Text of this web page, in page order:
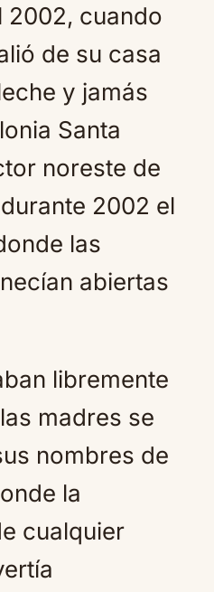
2002, cuando
de su casa
y jamás
Santa
noreste de
2002 el
las
abiertas
libremente
madres se
nombres de
la
cualquier